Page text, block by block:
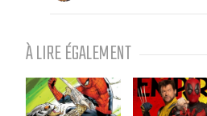
À LIRE ÉGALEMENT